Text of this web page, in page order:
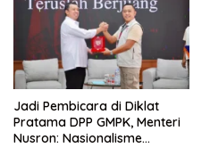
Jadi Pembicara di Diklat
Pratama DPP GMPK, Menteri
Nusron: Nasionalisme